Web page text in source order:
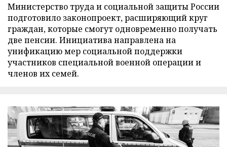
Министерство труда и социальной защиты России
подготовило законопроект, расширяющий круг
граждан, которые смогут одновременно получать
две пенсии. Инициатива направлена на
унификацию мер социальной поддержки
участников специальной военной операции и
членов их семей.